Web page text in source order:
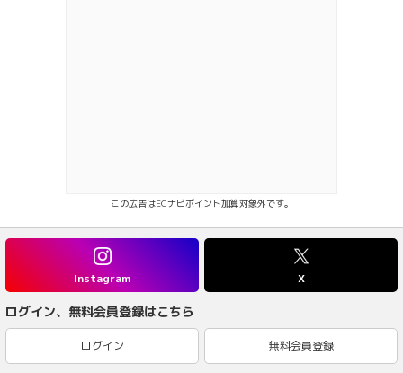
この広告はECナビポイント加算対象外です。
Instagram X
ログイン、無料会員登録はこちら
ログイン 無料会員登録